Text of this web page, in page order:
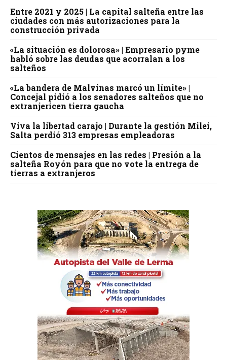
Entre 2021 y 2025 | La capital salteña entre las
ciudades con más autorizaciones para la
construcción privada
«La situación es dolorosa» | Empresario pyme
habló sobre las deudas que acorralan a los
salteños
«La bandera de Malvinas marcó un límite» |
Concejal pidió a los senadores salteños que no
extranjericen tierra gaucha
Viva la libertad carajo | Durante la gestión Milei,
Salta perdió 313 empresas empleadoras
Cientos de mensajes en las redes | Presión a la
salteña Royón para que no vote la entrega de
tierras a extranjeros